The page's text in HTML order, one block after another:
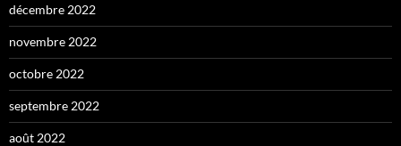
décembre 2022
novembre 2022
octobre 2022
septembre 2022
août 2022